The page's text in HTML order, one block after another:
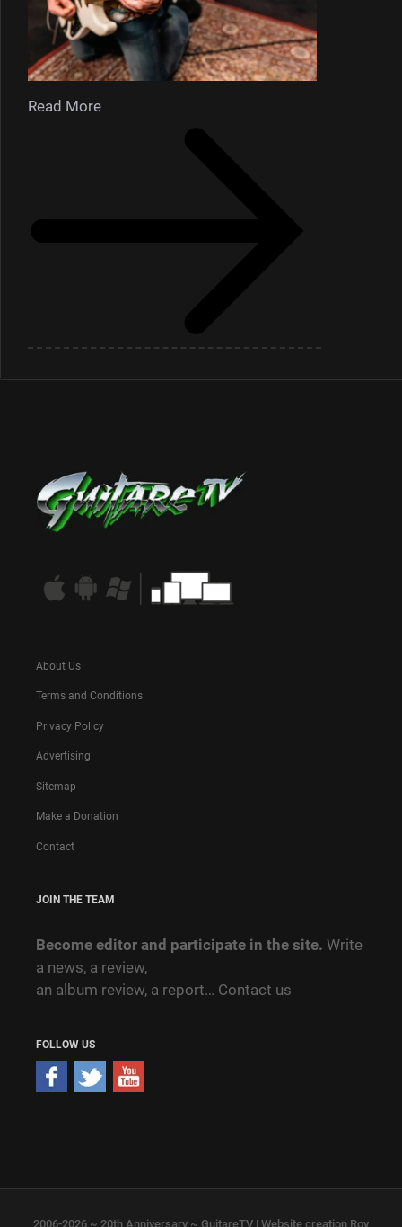
Read More
About Us
Terms and Conditions
Privacy Policy
Advertising
Sitemap
Make a Donation
Contact
JOIN THE TEAM
Become editor and participate in the site. Write
a news, a review,
an album review, a report… Contact us
FOLLOW US
2006-2026 ~ 20th Anniversary ~ GuitareTV | Website creation Roy